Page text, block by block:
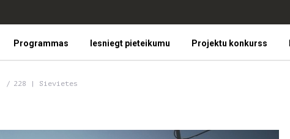
Programmas Iesniegt pieteikumu Projektu konkurss
228 | Sievietes